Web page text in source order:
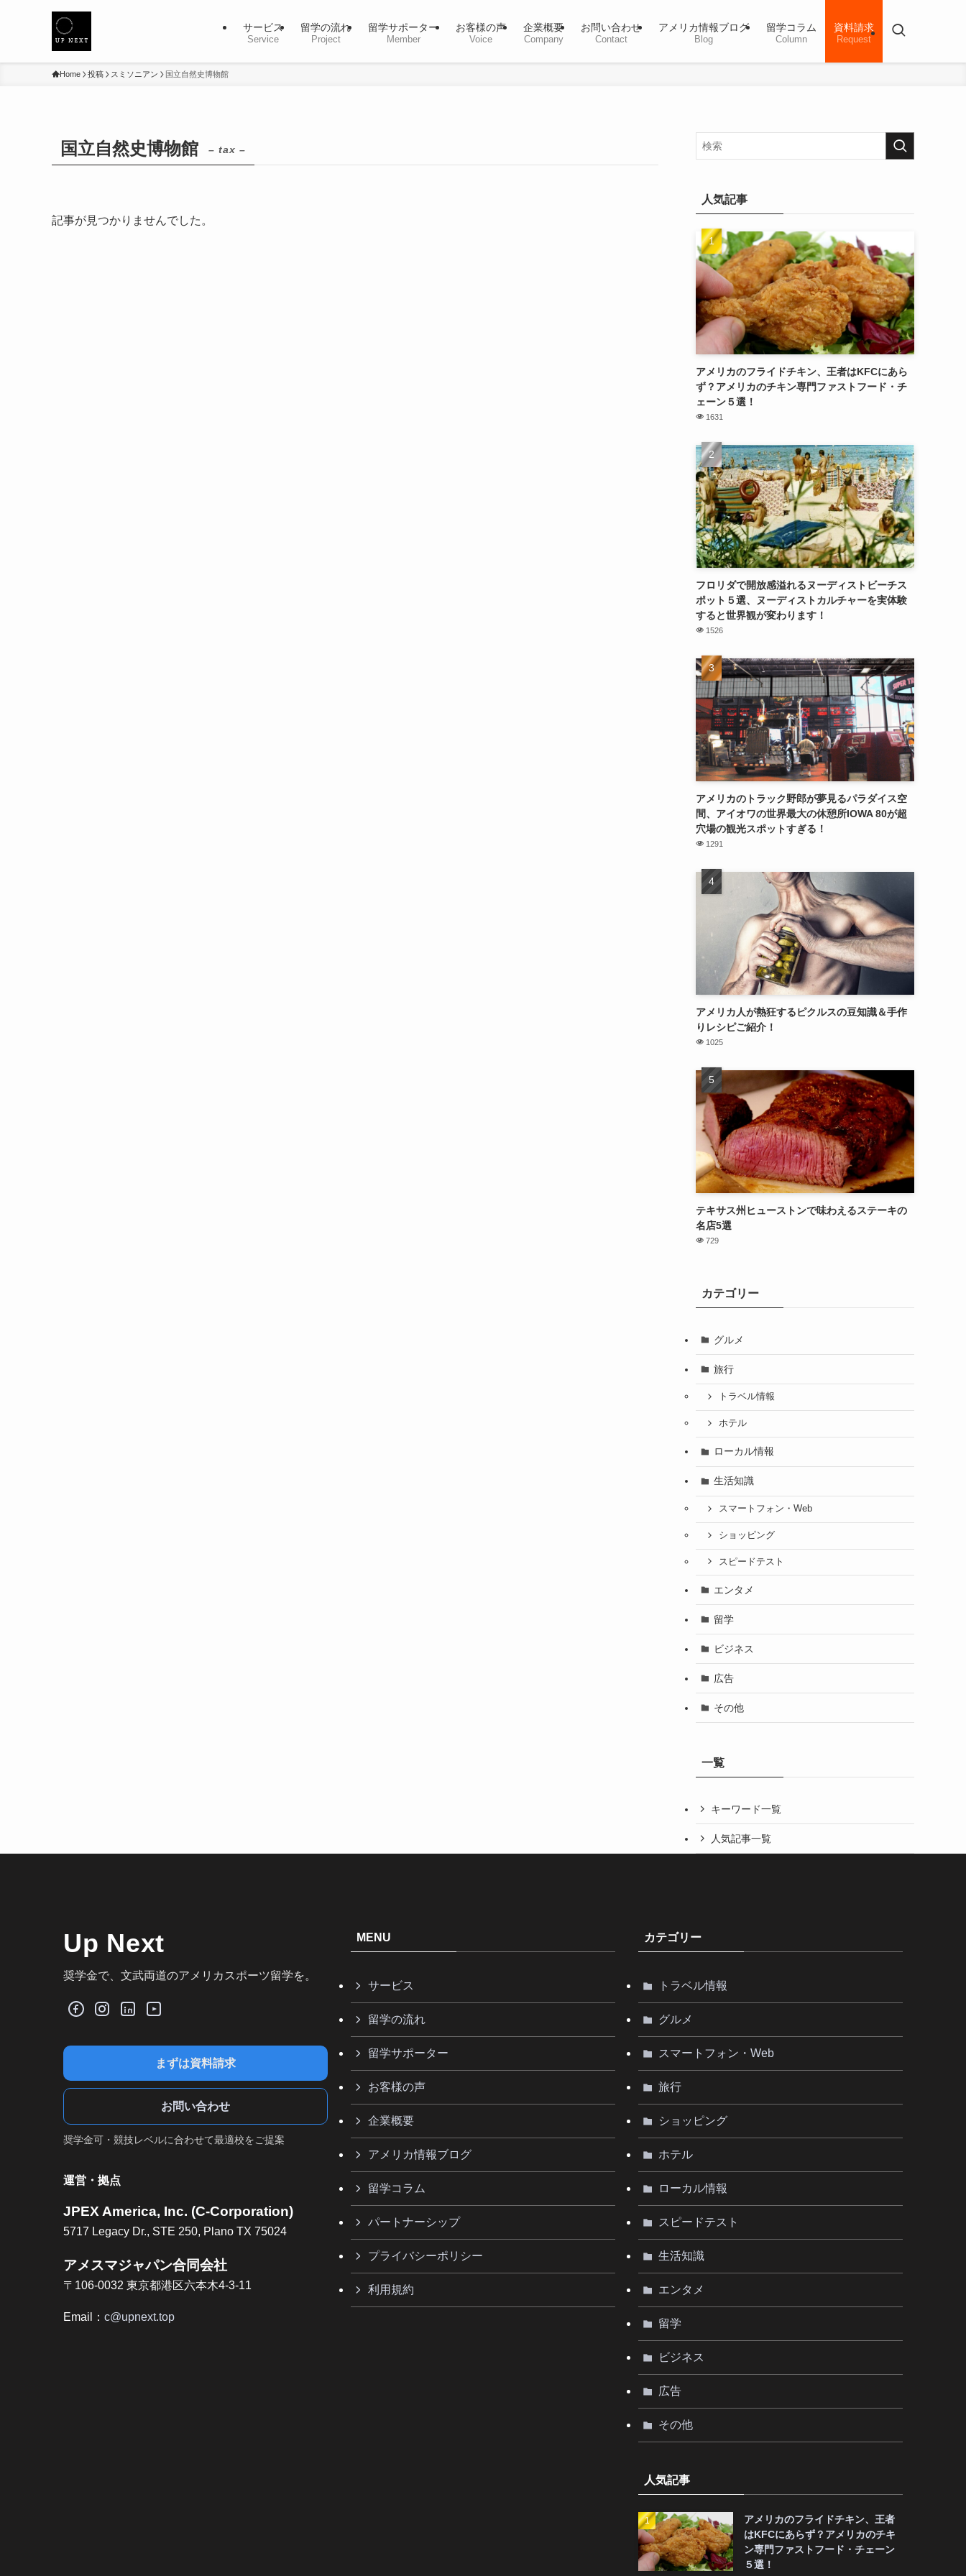
サービス
Service
留学の流れ
Project
留学サポーター
Member
お客様の声
Voice
企業概要
Company
お問い合わせ
Contact
アメリカ情報ブログ
Blog
留学コラム
Column
資料請求
Request
Home 投稿 スミソニアン 国立自然史博物館
国立自然史博物館 – tax –
記事が見つかりませんでした。
人気記事
アメリカのフライドチキン、王者はKFCにあら
ず？アメリカのチキン専門ファストフード・チ
ェーン５選！
1631
フロリダで開放感溢れるヌーディストビーチス
ポット５選、ヌーディストカルチャーを実体験
すると世界観が変わります！
1526
アメリカのトラック野郎が夢見るパラダイス空
間、アイオワの世界最大の休憩所IOWA 80が超
穴場の観光スポットすぎる！
1291
アメリカ人が熱狂するピクルスの豆知識＆手作
りレシピご紹介！
1025
テキサス州ヒューストンで味わえるステーキの
名店5選
729
カテゴリー
グルメ
旅行
トラベル情報
ホテル
ローカル情報
生活知識
スマートフォン・Web
ショッピング
スピードテスト
エンタメ
留学
ビジネス
広告
その他
一覧
キーワード一覧
人気記事一覧
Up Next
奨学金で、文武両道のアメリカスポーツ留学を。
まずは資料請求
お問い合わせ
奨学金可・競技レベルに合わせて最適校をご提案
運営・拠点
JPEX America, Inc. (C-Corporation)
5717 Legacy Dr., STE 250, Plano TX 75024
アメスマジャパン合同会社
〒106-0032 東京都港区六本木4-3-11
Email： c@upnext.top
MENU
サービス
留学の流れ
留学サポーター
お客様の声
企業概要
アメリカ情報ブログ
留学コラム
パートナーシップ
プライバシーポリシー
利用規約
カテゴリー
トラベル情報
グルメ
スマートフォン・Web
旅行
ショッピング
ホテル
ローカル情報
スピードテスト
生活知識
エンタメ
留学
ビジネス
広告
その他
人気記事
アメリカのフライドチキン、王者
はKFCにあらず？アメリカのチキ
ン専門ファストフード・チェーン
５選！